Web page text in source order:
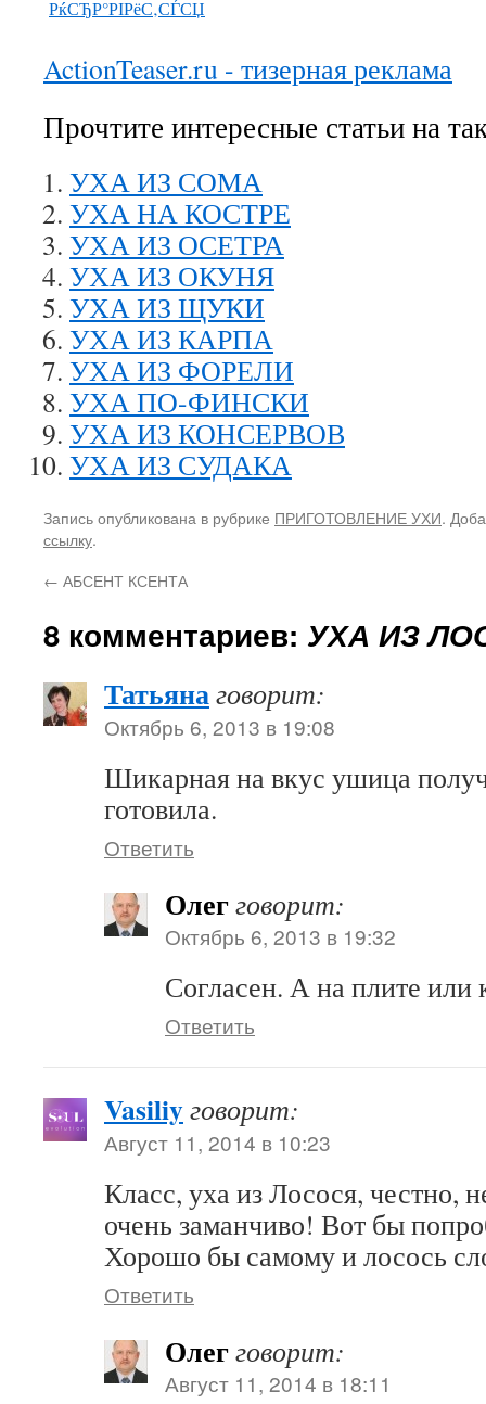
РќСЂР°РІРёС‚СЃСЏ
ActionTeaser.ru - тизерная реклама
Прочтите интересные статьи на
УХА ИЗ СОМА
УХА НА КОСТРЕ
УХА ИЗ ОСЕТРА
УХА ИЗ ОКУНЯ
УХА ИЗ ЩУКИ
УХА ИЗ КАРПА
УХА ИЗ ФОРЕЛИ
УХА ПО-ФИНСКИ
УХА ИЗ КОНСЕРВОВ
УХА ИЗ СУДАКА
Запись опубликована в рубрике ПРИГОТОВЛЕНИЕ УХИ.
ссылку.
← АБСЕНТ КСЕНТА
8 комментариев: УХА ИЗ
Татьянаговорит:
Октябрь 6, 2013 в 19:08
Шикарная на вкус ушица
готовила.
Ответить
Олегговорит:
Октябрь 6, 2013 в 19:32
Согласен. А на плите или
Ответить
Vasiliyговорит:
Август 11, 2014 в 10:23
Класс, уха из Лосося, честно,
очень заманчиво! Вот бы
Хорошо бы самому и лосось
Ответить
Олегговорит:
Август 11, 2014 в 18:11